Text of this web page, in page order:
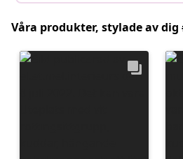
Våra produkter, stylade av